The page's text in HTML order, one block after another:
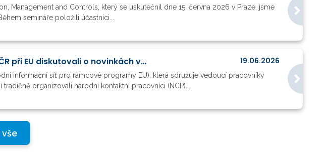
Management and Controls, který se uskutečnil dne 15. června 2026 v Praze, jsme
semináře položili účastníci...
Vedoucí projektových oddělení, NCP, MŠMT, CZELO a SZ ČR při EU diskutovali o novinkách v HE, FP10 a metodické podpoře projektů 19.06.2026
informační síť pro rámcové programy EU), která sdružuje vedoucí pracovníky
organizovali národní kontaktní pracovníci (NCP)...